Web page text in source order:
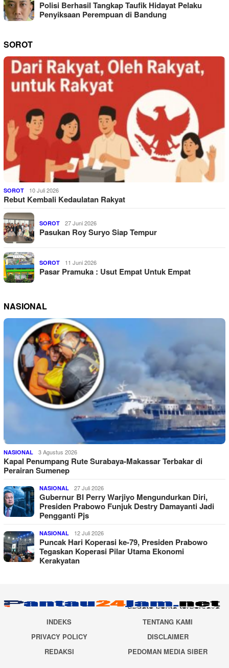
Polisi Berhasil Tangkap Taufik Hidayat Pelaku
Penyiksaan Perempuan di Bandung
SOROT
SOROT 10 Juli 2026
Rebut Kembali Kedaulatan Rakyat
SOROT 27 Juni 2026
Pasukan Roy Suryo Siap Tempur
SOROT 11 Juni 2026
Pasar Pramuka : Usut Empat Untuk Empat
NASIONAL
NASIONAL 3 Agustus 2026
Kapal Penumpang Rute Surabaya-Makassar Terbakar di
Perairan Sumenep
NASIONAL 27 Juli 2026
Gubernur BI Perry Warjiyo Mengundurkan Diri,
Presiden Prabowo Funjuk Destry Damayanti Jadi
Pengganti Pjs
NASIONAL 12 Juli 2026
Puncak Hari Koperasi ke-79, Presiden Prabowo
Tegaskan Koperasi Pilar Utama Ekonomi
Kerakyatan
INDEKS
TENTANG KAMI
PRIVACY POLICY
DISCLAIMER
REDAKSI
PEDOMAN MEDIA SIBER